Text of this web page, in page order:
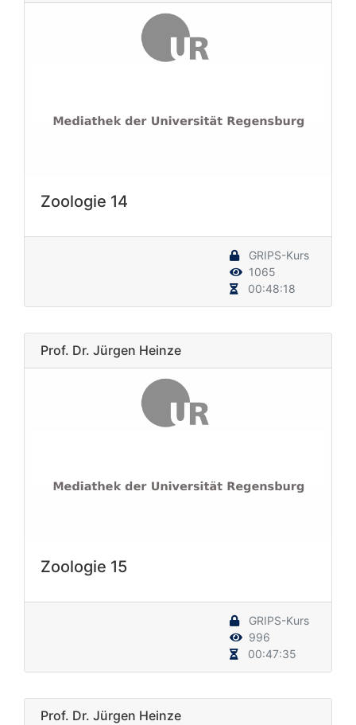
Zoologie 14
GRIPS-Kurs
1065
00:48:18
Prof. Dr. Jürgen Heinze
Zoologie 15
GRIPS-Kurs
996
00:47:35
Prof. Dr. Jürgen Heinze